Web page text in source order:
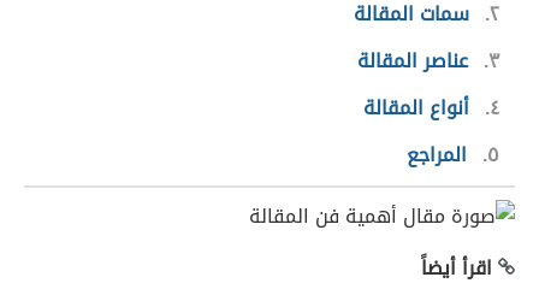
٢ سمات المقالة
٣ عناصر المقالة
٤ أنواع المقالة
٥
المراجع
اقرأ أيضاً